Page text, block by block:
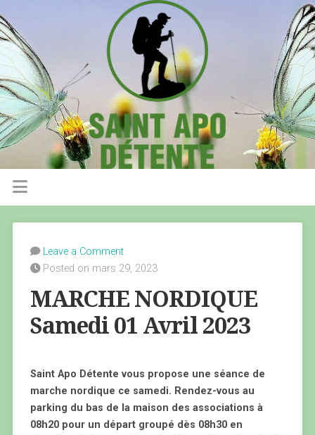
Leave a Comment
Posted on mars 29, 2023
MARCHE NORDIQUE
Samedi 01 Avril 2023
Saint Apo Détente vous propose une séance de
marche nordique ce samedi. Rendez-vous au
parking du bas de la maison des associations à
08h20 pour un départ groupé dès 08h30 en